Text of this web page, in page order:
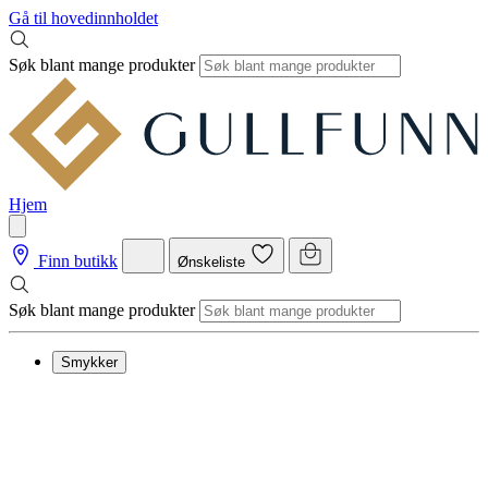
Gå til hovedinnholdet
Søk blant mange produkter
Hjem
Finn butikk Ønskeliste
Søk blant mange produkter
Smykker